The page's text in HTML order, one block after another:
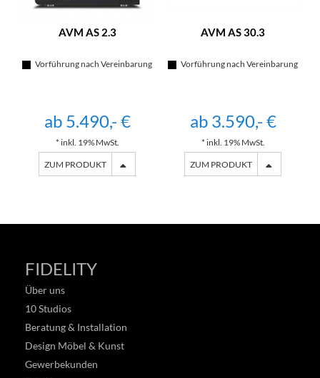
AVM AS 2.3
Vorführung nach Vereinbarung
ab 5.490,- €
* inkl. 19% MwSt.
ZUM PRODUKT
AVM AS 30.3
Vorführung nach Vereinbarung
ab 3.590,- €
* inkl. 19% MwSt.
ZUM PRODUKT
FIDELITY
Über uns
10 Studios
Beratung & Installation
Design Möbel & Kunst
Gewerbekunden